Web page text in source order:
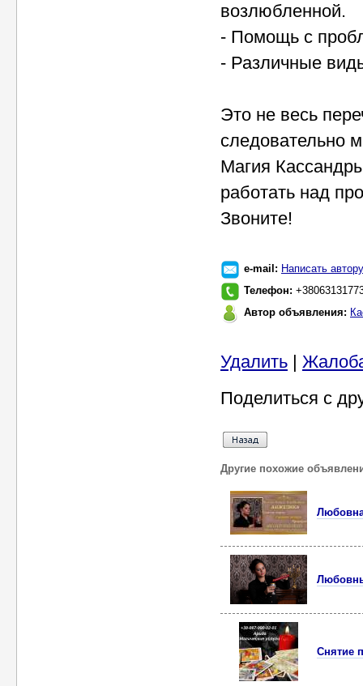
возлюбленной.
- Помощь с
- Различные
Это не весь
следовательно
Магия
работать над
Звоните!
e-mail: Написать автору
Телефон:
Автор объявления:
Удалить |
Поделиться с
Другие похожие
Снятие